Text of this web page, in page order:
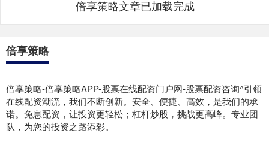
倍享策略文章已加载完成
倍享策略
倍享策略-倍享策略APP-股票在线配资门户网-股票配资咨询^引领
在线配资潮流，我们不断创新。安全、便捷、高效，是我们的承
诺。免息配资，让投资更轻松；杠杆炒股，挑战更高峰。专业团
队，为您的投资之路添彩。